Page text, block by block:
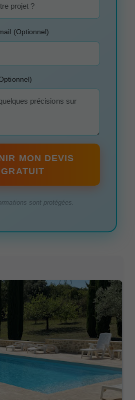
(Optionnel)
MON DEVIS
GRATUIT
sont protégées.